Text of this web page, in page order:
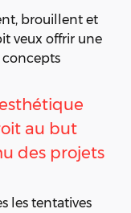
brouillent et
veux offrir une
concepts
au but
des projets
les tentatives